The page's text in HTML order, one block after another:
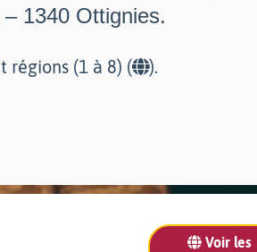
1340 Ottignies.
régions (1 à 8) ( ).
Voir les